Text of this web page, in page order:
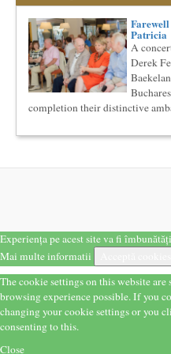
Cursul de Lingvistica (anul I)
Societatea Muzicala
lingvistica. Este un curs intensiv
academ...
Saptamana Romano-
Masterclass de traducere
englezi
Saptamana romano-britanica: 8-
romaneasca ...
Anuarul Elitei culturale si
Societatea Muzicala
parteneriat cu Facultatea de
Univ...
Imaginary Beyond Reality
Expozitie de arta fotografica
Expozitie de arta fotografica
Spatiu: neoBhoema Art &
Patricia
A
Derek
completion their distinctive
Experiența pe acest site va fi
Mai multe informatii
The cookie settings on this website
browsing experience possible. If you
changing your cookie settings or you
consenting to this.
Close